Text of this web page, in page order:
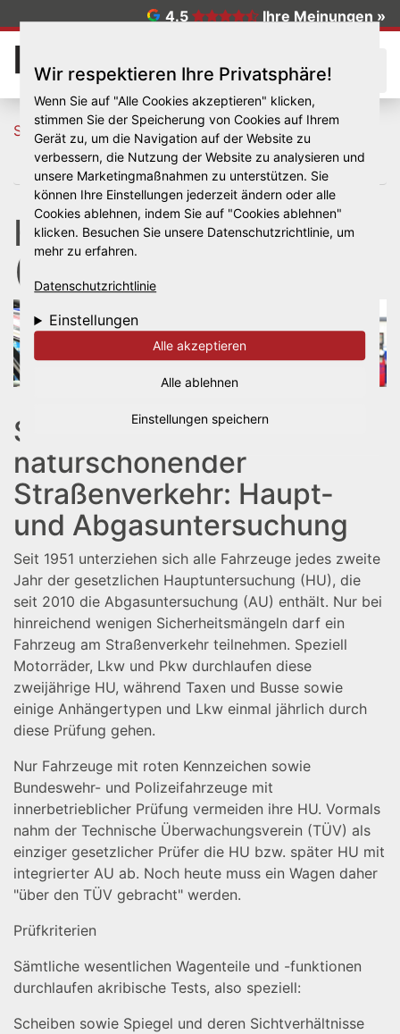
Wir respektieren Ihre Privatsphäre!
Wenn Sie auf "Alle Cookies akzeptieren" klicken,
stimmen Sie der Speicherung von Cookies auf Ihrem
Gerät zu, um die Navigation auf der Website zu
verbessern, die Nutzung der Website zu analysieren und
unsere Marketingmaßnahmen zu unterstützen. Sie
können Ihre Einstellungen jederzeit ändern oder alle
Cookies ablehnen, indem Sie auf "Cookies ablehnen"
klicken. Besuchen Sie unsere Datenschutzrichtlinie, um
mehr zu erfahren.
Datenschutzrichtlinie
Einstellungen
Alle akzeptieren
Alle ablehnen
Einstellungen speichern
4.5 Ihre Meinungen »
Startseite
Unsere Services rund um Auto & Reifen
Hauptuntersuchung (HU/AU)
Hauptuntersuchung
(HU/AU)
Sicherer und
naturschonender
Straßenverkehr: Haupt-
und Abgasuntersuchung
Seit 1951 unterziehen sich alle Fahrzeuge jedes zweite
Jahr der gesetzlichen Hauptuntersuchung (HU), die
seit 2010 die Abgasuntersuchung (AU) enthält. Nur bei
hinreichend wenigen Sicherheitsmängeln darf ein
Fahrzeug am Straßenverkehr teilnehmen. Speziell
Motorräder, Lkw und Pkw durchlaufen diese
zweijährige HU, während Taxen und Busse sowie
einige Anhängertypen und Lkw einmal jährlich durch
diese Prüfung gehen.
Nur Fahrzeuge mit roten Kennzeichen sowie
Bundeswehr- und Polizeifahrzeuge mit
innerbetrieblicher Prüfung vermeiden ihre HU. Vormals
nahm der Technische Überwachungsverein (TÜV) als
einziger gesetzlicher Prüfer die HU bzw. später HU mit
integrierter AU ab. Noch heute muss ein Wagen daher
"über den TÜV gebracht" werden.
Prüfkriterien
Sämtliche wesentlichen Wagenteile und -funktionen
durchlaufen akribische Tests, also speziell:
Scheiben sowie Spiegel und deren Sichtverhältnisse